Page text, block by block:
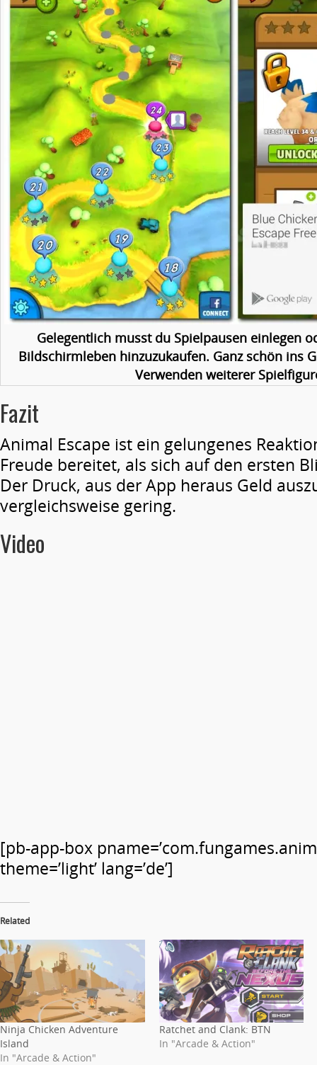
Gelegentlich musst du Spielpausen einlegen
Bildschirmleben hinzuzukaufen. Ganz schön ins
Verwenden weiterer
Fazit
Animal Escape ist ein gelungenes
Freude bereitet, als sich auf den ersten
Der Druck, aus der App heraus Geld
vergleichsweise gering.
Video
[pb-app-box
theme=’light’ lang=’de’]
Related
Ninja Chicken Adventure
Island
In "Arcade & Action"
Ratchet and Clank: BTN
In "Arcade & Action"